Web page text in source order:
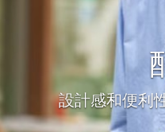
設計感和便利